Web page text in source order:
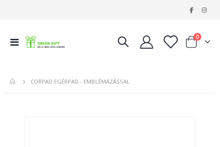
Navigáció
Kosár
0tételeket
CORPAD EGÉRPAD - EMBLÉMÁZÁSSAL